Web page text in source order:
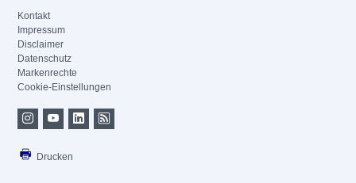
Kontakt
Impressum
Disclaimer
Datenschutz
Markenrechte
Cookie-Einstellungen
Drucken